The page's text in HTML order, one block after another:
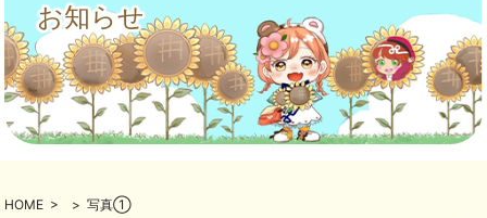
お知らせ
HOME > > 写真①